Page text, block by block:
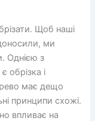
Щоб наші
ми
Однією з
обрізка і
має дещо
принципи схожі.
впливає на